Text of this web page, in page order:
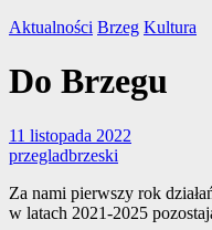
Aktualności Brzeg Kultura
Do Brzegu
11 listopada 2022
przegladbrzeski
Za nami pierwszy rok
w latach 2021-2025